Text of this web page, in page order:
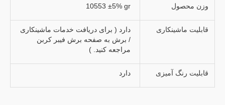
وزن محصول 10553 ±5% gr
قابلیت ماشینکاری
دارد ( برای دریافت خدمات ماشینکاری
/ برش به صفحه برش فیبر کربن
مراجعه کنید. )
قابلیت رنگ آمیزی دارد